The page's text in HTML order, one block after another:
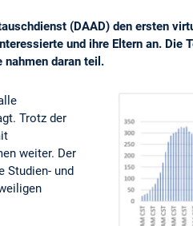
(DAAD) den ersten
und ihre Eltern an. Die
nahmen daran teil.
Trotz der
weiter. Der
Studien- und